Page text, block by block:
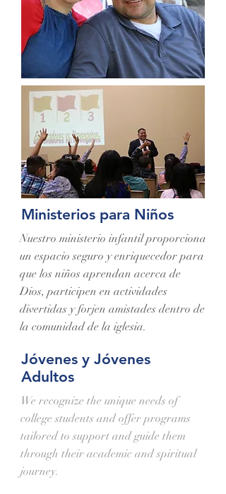
Ministerios para Niños
Nuestro ministerio infantil proporciona
un espacio seguro y enriquecedor para
que los niños aprendan acerca de
Dios, participen en actividades
divertidas y forjen amistades dentro de
la comunidad de la iglesia.
Jóvenes y Jóvenes
Adultos
We recognize the unique needs of
college students and offer programs
tailored to support and guide them
through their academic and spiritual
journey.